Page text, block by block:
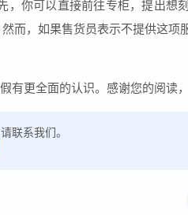
你可以直接前往专柜，提出想
而，如果售货员表示不提供这项
更全面的认识。感谢您的阅读，
联系我们。